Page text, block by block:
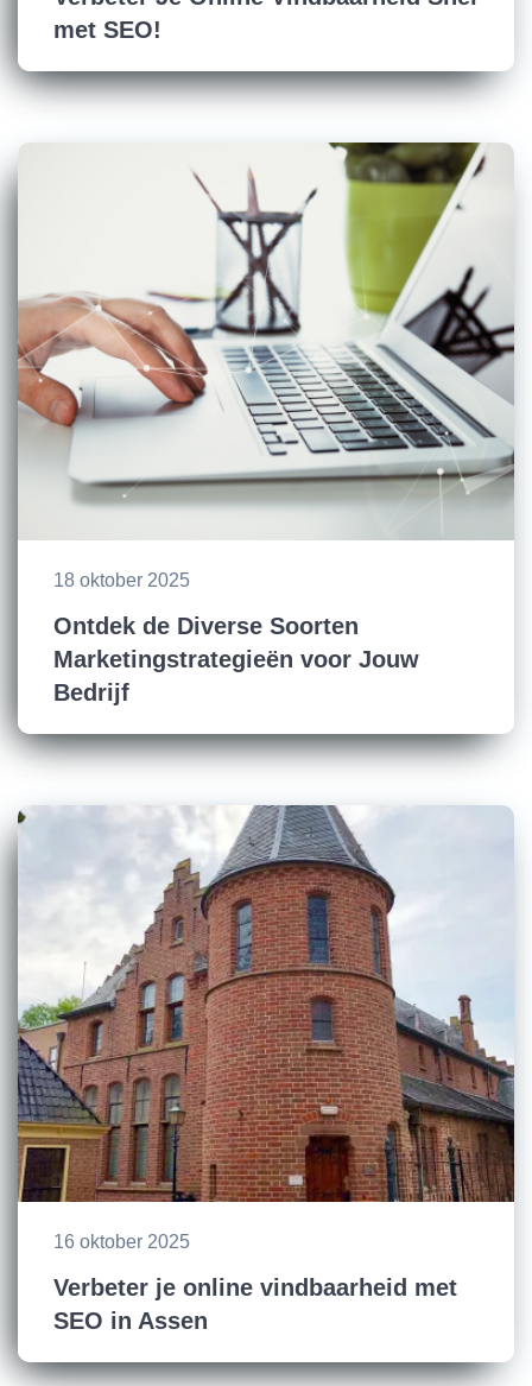
met SEO!
18 oktober 2025
Ontdek de Diverse Soorten
Marketingstrategieën voor Jouw
Bedrijf
16 oktober 2025
Verbeter je online vindbaarheid met
SEO in Assen